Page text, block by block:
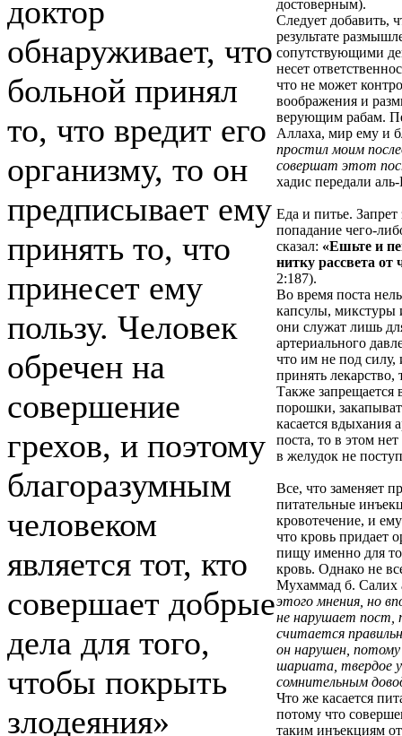
доктор
обнаруживает, что
больной принял
то, что вредит его
организму, то он
предписывает ему
принять то, что
принесет ему
пользу. Человек
обречен на
совершение
грехов, и поэтому
благоразумным
человеком
является тот, кто
совершает добрые
дела для того,
чтобы покрыть
злодеяния»
достоверным).
Следует добавить,
результате
сопутствующими
несет
что не может
воображения и
верующим рабам.
Аллаха, мир ему и
простил моим
совершат этот
хадис передали
Еда и питье. Запрет
попадание чего-
сказал: «Ешьте и
нитку рассвета от
2:187).
Во время поста
капсулы, микстуры
они служат лишь
артериального
что им не под силу,
принять лекарство,
Также запрещается
порошки,
касается вдыхания
поста, то в этом
в желудок не
Все, что заменяет
питательные
кровотечение, и
что кровь придает
пищу именно для
кровь. Однако не
Мухаммад б. Салих
этого мнения, но
не нарушает пост,
считается
он нарушен, потому
шариата, твердое
сомнительным
Что же касается
потому что
таким инъекциям